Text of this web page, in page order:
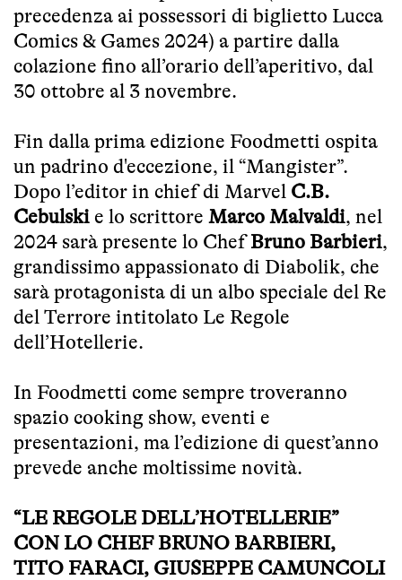
precedenza ai possessori di biglietto Lucca
Comics & Games 2024) a partire dalla
colazione fino all’orario dell’aperitivo, dal
30 ottobre al 3 novembre.
Fin dalla prima edizione Foodmetti ospita
un padrino d'eccezione, il “Mangister”.
Dopo l’editor in chief di Marvel C.B.
Cebulski e lo scrittore Marco Malvaldi, nel
2024 sarà presente lo ChefBruno Barbieri,
grandissimo appassionato di Diabolik, che
sarà protagonista di un albo speciale del Re
del Terrore intitolato Le Regole
dell’Hotellerie.
In Foodmetti come sempre troveranno
spazio cooking show, eventi e
presentazioni, ma l’edizione di quest’anno
prevede anche moltissime novità.
“LE REGOLE DELL’HOTELLERIE”
CON LO CHEF BRUNO BARBIERI,
TITO FARACI, GIUSEPPE CAMUNCOLI